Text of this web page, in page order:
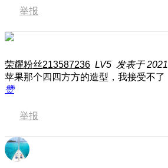
举报
荣耀粉丝213587236 LV5 发表于
苹果那个四四方方的造型，我接受不了
赞
举报